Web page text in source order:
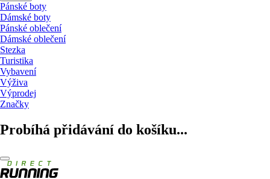
Pánské boty
Dámské boty
Pánské oblečení
Dámské oblečení
Stezka
Turistika
Vybavení
Výživa
Výprodej
Značky
Probíhá přidávání do košíku...